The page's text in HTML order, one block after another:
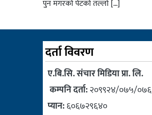
पुन मगरको पेटको तल्लो […]
दर्ता विवरण
ए.बि.सि. संचार मिडिया प्रा. लि.
कम्पनि दर्ता:२०९९२४/०७५/०७६
प्यान:६०६७२९६४०